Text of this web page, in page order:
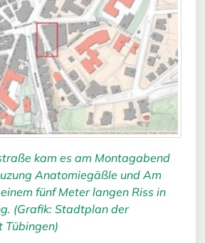
kam es am Montagabend
Anatomiegäßle und Am
fünf Meter langen Riss in
(Grafik: Stadtplan der